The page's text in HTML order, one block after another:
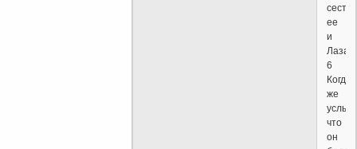
сестру
ее
и
6
Когда
же
что
он